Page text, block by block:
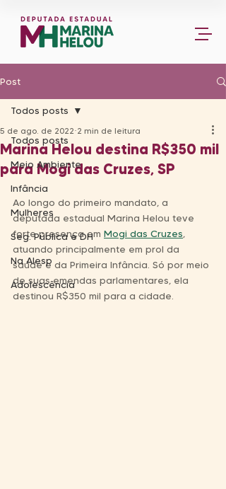
Post
Todos posts
Meio Ambiente
Infância
Mulheres
Seg. Pública e DH
Na Alesp
Adolescência
Todos posts
Marina Helou destina R$350 mil
para Mogi das Cruzes, SP
5 de ago. de 2022 2 min de leitura
Ao longo do primeiro mandato, a
deputada estadual Marina Helou teve
forte presença em Mogi das Cruzes,
atuando principalmente em prol da
saúde e da Primeira Infância. Só por meio
de suas emendas parlamentares, ela
destinou R$350 mil para a cidade.